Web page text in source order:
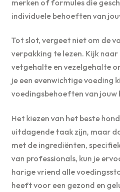
merken of formules die
individuele behoeften van
Tot slot, vergeet niet om de
verpakking te lezen. Kijk
vetgehalte en vezelgehalte
je een evenwichtige voeding
voedingsbehoeften van jouw
Het kiezen van het beste
uitdagende taak zijn, maar
met de ingrediënten,
van professionals, kun je
harige vriend alle
heeft voor een gezond en